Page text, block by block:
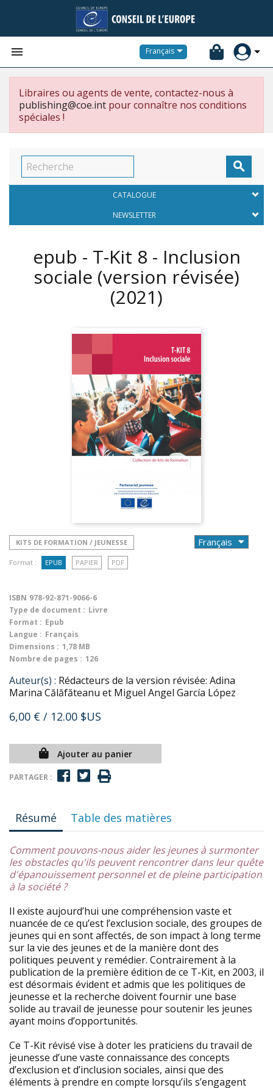
 Français
Libraires ou agents de vente, contactez-nous à
publishing@coe.int pour connaître nos conditions
spéciales !

CATALOGUE
NEWSLETTER
epub - T-Kit 8 - Inclusion
sociale (version révisée)
(2021)
KITS DE FORMATION / JEUNESSE
Format : EPUB PAPIER PDF
ISBN 978-92-871-9066-6
Type de document : Livre
Format : Epub
Langue : Français
Dimensions : 1,78 MB
Nombre de pages : 126
Auteur(s) : Rédacteurs de la version révisée: Adina
Marina Călăfăteanu et Miguel Angel García López
6,00 € / 12.00 $US
Ajouter au panier
PARTAGER :
Résumé Table des matières
Comment pouvons-nous aider les jeunes à surmonter
les obstacles qu'ils peuvent rencontrer dans leur quête
d'épanouissement personnel et de pleine participation
à la société ?
Il existe aujourd’hui une compréhension vaste et
nuancée de ce qu’est l’exclusion sociale, des groupes de
jeunes qui en sont affectés, de son impact à long terme
sur la vie des jeunes et de la manière dont des
politiques peuvent y remédier. Contrairement à la
publication de la première édition de ce T-Kit, en 2003, il
est désormais évident et admis que les politiques de
jeunesse et la recherche doivent fournir une base
solide au travail de jeunesse pour soutenir les jeunes
ayant moins d’opportunités.
Ce T-Kit révisé vise à doter les praticiens du travail de
jeunesse d’une vaste connaissance des concepts
d’exclusion et d’inclusion sociales, ainsi que des
éléments à prendre en compte lorsqu’ils s’engagent